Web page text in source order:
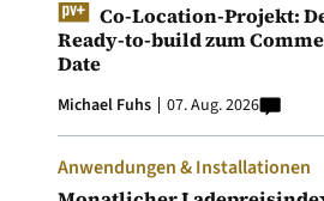
Co-Location-Projekt:
Ready-to-build zum
Date
Michael Fuhs 07. Aug. 2026
Anwendungen & Installationen